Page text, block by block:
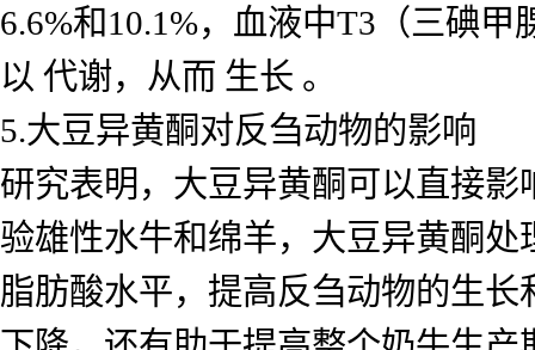
6.6%和10.1%，血液中T3（三碘
以 代谢，从而 生长 。
5.大豆异黄酮对反刍动物的影响
研究表明，大豆异黄酮可以直接
验雄性水牛和绵羊，大豆异黄酮
脂肪酸水平，提高反刍动物的生